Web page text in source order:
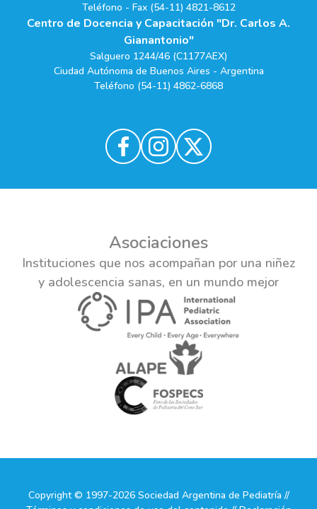
Teléfono - Fax (54-11) 4821-8612
Centro de Docencia y Capacitación "Dr. Carlos A.
Gianantonio"
Salguero 1244/46 (C1177AEX)
Ciudad Autónoma de Buenos Aires - Argentina
Teléfono (54-11) 4862-6868
Asociaciones
Instituciones que nos acompañan por una niñez
y adolescencia sanas, en un mundo mejor
Copyright © 1997-2026 Sociedad Argentina de Pediatría //